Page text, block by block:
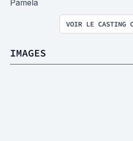
Pamela
VOIR LE CASTING
IMAGES